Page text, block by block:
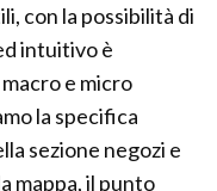
con la possibilità di
intuitivo è
e micro
la specifica
sezione negozi e
mappa, il punto